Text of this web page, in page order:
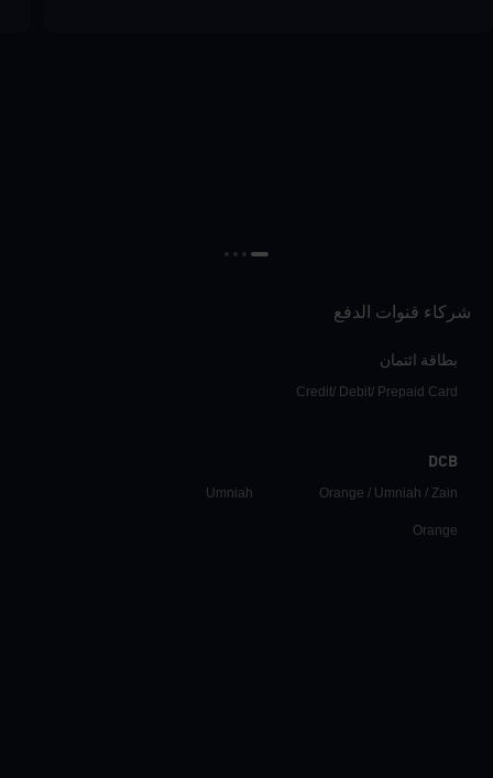
شركاء قنوات الدفع
بطاقة ائتمان
Credit/ Debit/ Prepaid Card
DCB
Orange / Umniah / Zain
Umniah
Orange